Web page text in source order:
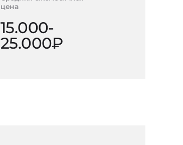
цена
15.000-
25.000₽